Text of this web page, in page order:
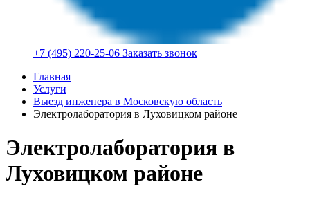
+7 (495) 220-25-06 Заказать звонок
Главная
Услуги
Выезд инженера в Московскую область
Электролаборатория в Луховицком районе
Электролаборатория в
Луховицком районе